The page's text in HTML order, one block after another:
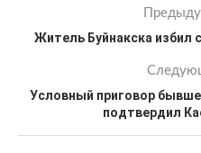
Житель Буйнакска избил
Условный приговор
подтвердил